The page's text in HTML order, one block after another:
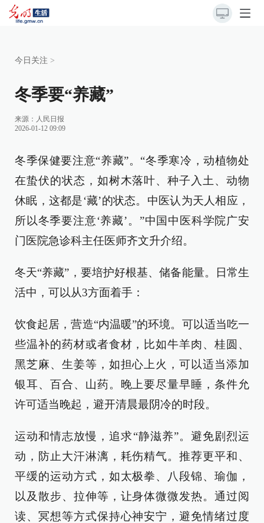
今日关注 >
冬季要“养藏”
来源： 人民日报
2026-01-12 09:09
冬季保健要注意“养藏”。“冬季寒冷，动植物处
在蛰伏的状态，如树木落叶、种子入土、动物
休眠，这都是‘藏’的状态。中医认为天人相应，
所以冬季要注意‘养藏’。”中国中医科学院广安
门医院急诊科主任医师齐文升介绍。
冬天“养藏”，要培护好根基、储备能量。日常生
活中，可以从3方面着手：
饮食起居，营造“内温暖”的环境。可以适当吃一
些温补的药材或者食材，比如牛羊肉、桂圆、
黑芝麻、生姜等，如担心上火，可以适当添加
银耳、百合、山药。晚上要尽量早睡，条件允
许可适当晚起，避开清晨最阴冷的时段。
运动和情志放慢，追求“静滋养”。避免剧烈运
动，防止大汗淋漓，耗伤精气。推荐更平和、
平缓的运动方式，如太极拳、八段锦、瑜伽，
以及散步、拉伸等，让身体微微发热。通过阅
读、冥想等方式保持心神安宁，避免情绪过度